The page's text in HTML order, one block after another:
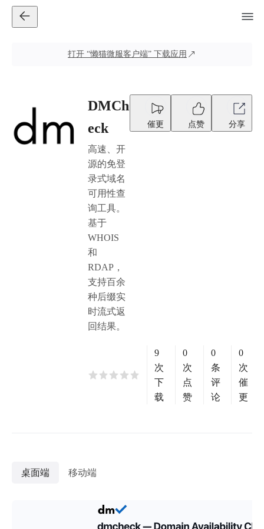
打开 “懒猫微服客户端” 下载应用
DMCh
eck
高速、开
源的免登
录式域名
可用性查
询工具。
基于
WHOIS
和
RDAP，
支持百余
种后缀实
时流式返
回结果。
催更 点赞 分享
9
次
下
载
0
次
点
赞
0
条
评
论
0
次
催
更
桌面端 移动端